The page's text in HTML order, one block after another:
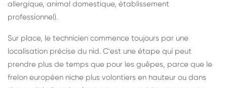
allergique, animal domestique, établissement
professionnel).
Sur place, le technicien commence toujours par une
localisation précise du nid. C'est une étape qui peut
prendre plus de temps que pour les guêpes, parce que le
frelon européen niche plus volontiers en hauteur ou dans